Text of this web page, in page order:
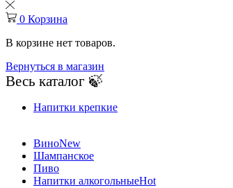
0 Корзина
В корзине нет товаров.
Вернуться в магазин
Весь каталог 🍃
Напитки крепкие
ВиноNew
Шампанское
Пиво
Напитки алкогольныеHot